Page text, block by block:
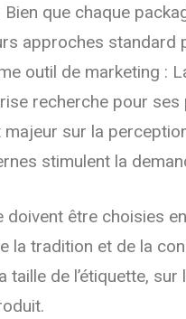
Bien que chaque
approches standard
outil de marketing :
recherche pour
sur la
stimulent la
doivent être choisies
la tradition et de la
taille de l’étiquette,